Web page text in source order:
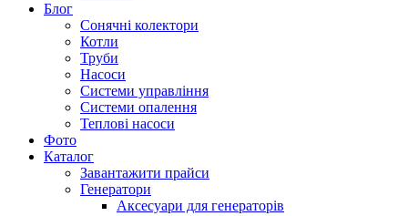
Блог
Сонячні колектори
Котли
Труби
Насоси
Системи управління
Системи опалення
Теплові насоси
Фото
Каталог
Завантажити прайси
Генератори
Аксесуари для генераторів